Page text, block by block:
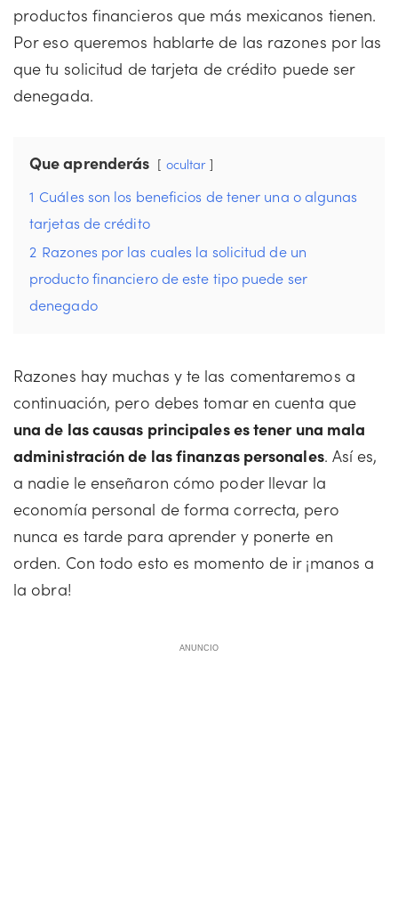
productos financieros que más mexicanos tienen.
Por eso queremos hablarte de las razones por las
que tu solicitud de tarjeta de crédito puede ser
denegada.
Que aprenderás ocultar
1 Cuáles son los beneficios de tener una o algunas
tarjetas de crédito
2 Razones por las cuales la solicitud de un
producto financiero de este tipo puede ser
denegado
Razones hay muchas y te las comentaremos a
continuación, pero debes tomar en cuenta que
una de las causas principales es tener una mala
administración de las finanzas personales. Así es,
a nadie le enseñaron cómo poder llevar la
economía personal de forma correcta, pero
nunca es tarde para aprender y ponerte en
orden. Con todo esto es momento de ir ¡manos a
la obra!
ANUNCIO